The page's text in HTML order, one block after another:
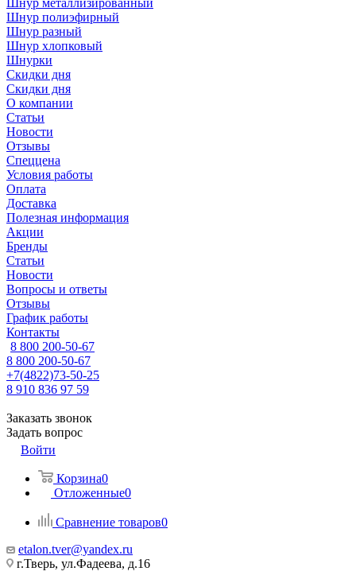
Шнур металлизированный
Шнур полиэфирный
Шнур разный
Шнур хлопковый
Шнурки
Скидки дня
Скидки дня
О компании
Статьи
Новости
Отзывы
Спеццена
Условия работы
Оплата
Доставка
Полезная информация
Акции
Бренды
Статьи
Новости
Вопросы и ответы
Отзывы
График работы
Контакты
8 800 200-50-67
8 800 200-50-67
+7(4822)73-50-25
8 910 836 97 59
Заказать звонок
Задать вопрос
Войти
Корзина0
Отложенные0
Сравнение товаров0
etalon.tver@yandex.ru
г.Тверь, ул.Фадеева, д.16